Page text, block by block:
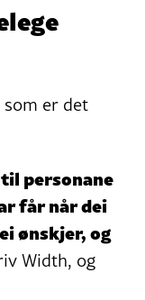
er det
personane
får når dei
ønskjer, og
Width, og